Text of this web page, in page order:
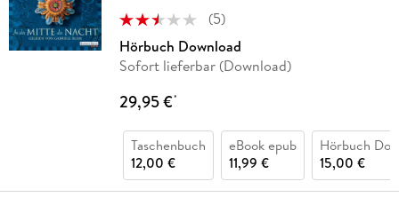
(5)
Hörbuch Download
Sofort lieferbar (Download)
29,95 €*
Taschenbuch
12,00 €
eBook epub
11,99 €
Hörbuch
15,00 €